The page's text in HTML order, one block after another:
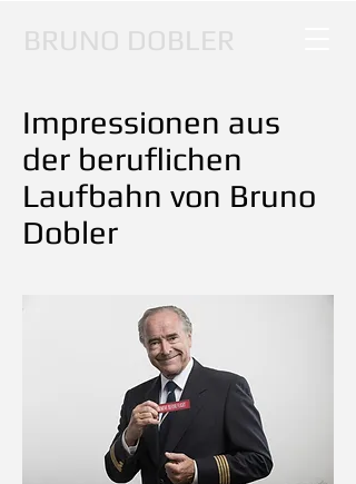
BRUNO DOBLER
Impressionen aus
der beruflichen
Laufbahn von Bruno
Dobler